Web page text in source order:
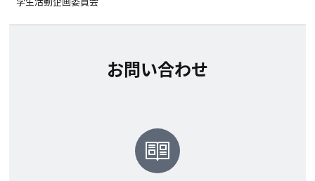
お問い合わせ